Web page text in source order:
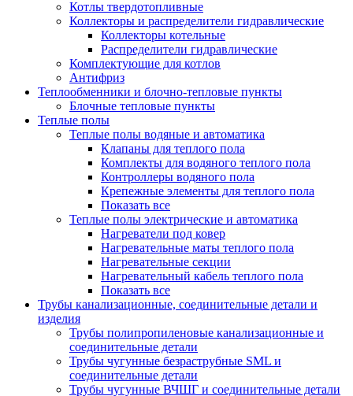
Котлы твердотопливные
Коллекторы и распределители гидравлические
Коллекторы котельные
Распределители гидравлические
Комплектующие для котлов
Антифриз
Теплообменники и блочно-тепловые пункты
Блочные тепловые пункты
Теплые полы
Теплые полы водяные и автоматика
Клапаны для теплого пола
Комплекты для водяного теплого пола
Контроллеры водяного пола
Крепежные элементы для теплого пола
Показать все
Теплые полы электрические и автоматика
Нагреватели под ковер
Нагревательные маты теплого пола
Нагревательные секции
Нагревательный кабель теплого пола
Показать все
Трубы канализационные, соединительные детали и
изделия
Трубы полипропиленовые канализационные и
соединительные детали
Трубы чугунные безраструбные SML и
соединительные детали
Трубы чугунные ВЧШГ и соединительные детали